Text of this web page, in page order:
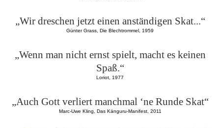
„Wir dreschen jetzt einen anständigen Skat...“
Günter Grass, Die Blechtrommel, 1959
„Wenn man nicht ernst spielt, macht es keinen
Spaß.“
Loriot, 1977
„Auch Gott verliert manchmal ‘ne Runde Skat“
Marc-Uwe Kling, Das Känguru-Manifest, 2011